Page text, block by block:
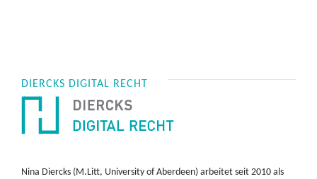
DIERCKS DIGITAL RECHT
Nina Diercks (M.Litt, University of Aberdeen) arbeitet seit 2010 als